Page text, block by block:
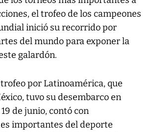
el trofeo de los campeones
inició su recorrido por
del mundo para exponer la
galardón.
por Latinoamérica, que
tuvo su desembarco en
de junio, contó con
importantes del deporte